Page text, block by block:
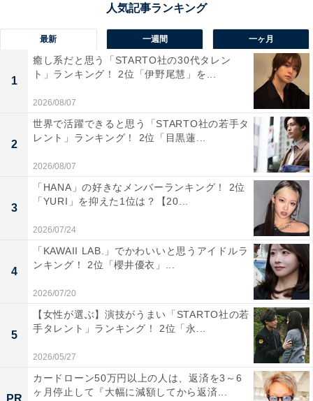
進路に応じた多彩な学習環境が整っています。
回答者からは、「前橋育英高校はサッカーがさかんで、
プロのサッカー選手も輩出しています。昌子源選手とか
ですね。なので、前橋出身と聞くと、すごいなと思いま
す」（60代男性／新潟県）、「全国レベルのサッカー部
や野球部を持ち、多くのプロアスリートや著名人を輩
出。サッカー日本代表の山口素弘、細貝萌、松田直樹な
どが卒業生として有名です」（60代男性／広島県）、
「ほとんどの部活がそれなりに強く、特にサッカーは選
手権も優勝しているのですごいと思う」（30代男性／群
馬県）「サッカーも野球も強く、優勝経験のある高校な
ので」（30代男性／福島県）などのコメントが寄せられ
ました。
※回答者からのコメントは原文ママです
この記事の筆者：福島 ゆき プロフィール
アニメや漫画のレビュー、エンタメトピックスなどを中
心に、オールジャンルで執筆中のライター。時々、店舗
取材などのリポート記事も担当。All AboutおよびAll
最新 一週間 一ヶ月
1
癒し系だと思う「STARTO社の30代タレン
ト」ランキング！ 2位「伊野尾慧」を...
2026/08/07
2
世界で活躍できると思う「STARTO社の若手タ
レント」ランキング！ 2位「目黒蓮...
2026/08/07
3
「HANA」の好きなメンバーランキング！ 2位
「YURI」を抑えた1位は？【20...
2026/07/24
4
「KAWAII LAB.」でかわいいと思うアイドルラ
ンキング！ 2位「櫻井優衣」...
2026/07/20
5
【女性が選ぶ】演技がうまい「STARTO社の若
手タレント」ランキング！ 2位「永...
2026/05/27
PR
カードローン50万円以上の人は、返済を3～6
ヶ月停止して『大幅に減額してから返済...